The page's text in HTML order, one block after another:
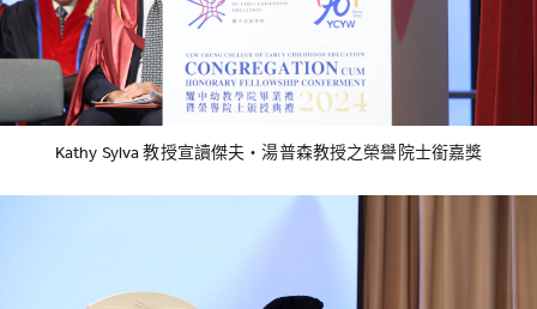
Kathy Sylva 教授宣讀傑夫‧湯普森教授之榮譽院士銜嘉獎